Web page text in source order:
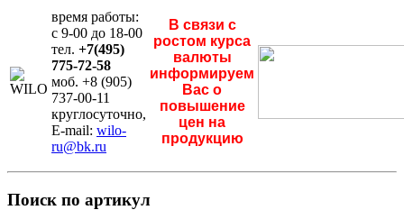
время работы:
с 9-00 до 18-00
тел. +7(495)
775-72-58
моб. +8 (905)
737-00-11
круглосуточно,
E-mail: wilo-
ru@bk.ru
В связи с
ростом курса
валюты
информируем
Вас о
повышение
цен на
продукцию
Поиск по артикул